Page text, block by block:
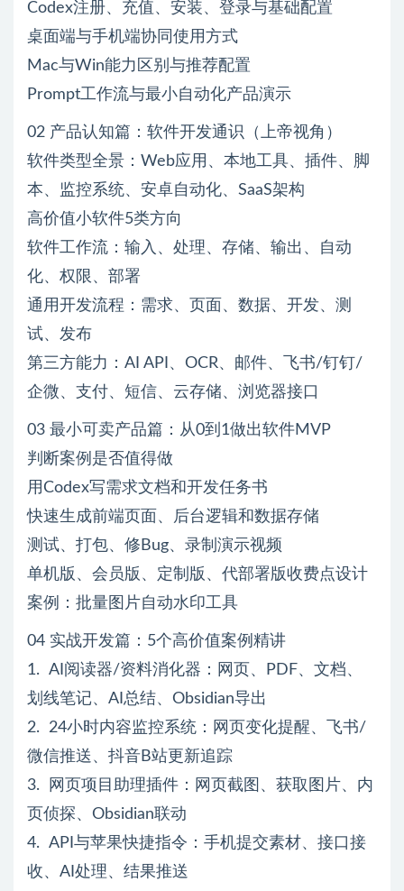
Codex注册、充值、安装、登录与基础配置
桌面端与手机端协同使用方式
Mac与Win能力区别与推荐配置
Prompt工作流与最小自动化产品演示
02 产品认知篇：软件开发通识（上帝视角）
软件类型全景：Web应用、本地工具、插件、脚
本、监控系统、安卓自动化、SaaS架构
高价值小软件5类方向
软件工作流：输入、处理、存储、输出、自动
化、权限、部署
通用开发流程：需求、页面、数据、开发、测
试、发布
第三方能力：AI API、OCR、邮件、飞书/钉钉/
企微、支付、短信、云存储、浏览器接口
03 最小可卖产品篇：从0到1做出软件MVP
判断案例是否值得做
用Codex写需求文档和开发任务书
快速生成前端页面、后台逻辑和数据存储
测试、打包、修Bug、录制演示视频
单机版、会员版、定制版、代部署版收费点设计
案例：批量图片自动水印工具
04 实战开发篇：5个高价值案例精讲
1. AI阅读器/资料消化器：网页、PDF、文档、
划线笔记、AI总结、Obsidian导出
2. 24小时内容监控系统：网页变化提醒、飞书/
微信推送、抖音B站更新追踪
3. 网页项目助理插件：网页截图、获取图片、内
页侦探、Obsidian联动
4. API与苹果快捷指令：手机提交素材、接口接
收、AI处理、结果推送